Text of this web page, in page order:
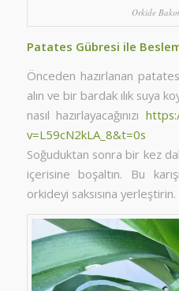
Orkide
Patates Gübresi ile
Önceden hazırlanan
alın ve bir bardak ılık suya
nasıl hazırlayacağınızı
v=L59cN2kLA_8&t=0s
Soğuduktan sonra bir kez
içerisine boşaltın. Bu
orkideyi saksısına yerleştirin.